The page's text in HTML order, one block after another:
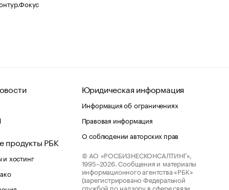
продукты РБК
хостинг
Юридическая информация
Информация об ограничениях
Правовая информация
О соблюдении авторских прав
© АО «РОСБИЗНЕСКОНСАЛТИНГ»,
1995–2026. Сообщения и материалы
информационного агентства «РБК»
(зарегистрировано Федеральной
службой по надзору в сфере связи,